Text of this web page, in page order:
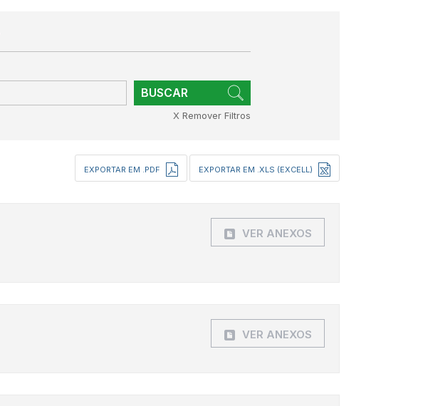
BUSCAR
X Remover Filtros
EXPORTAR EM .XLS (EXCELL)
EXPORTAR EM .PDF
VER ANEXOS
VER ANEXOS